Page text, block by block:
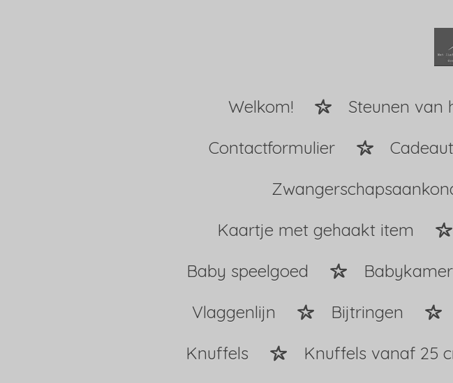
Welkom! Steunen van
Contactformulier
Kaartje met gehaakt item
Baby speelgoed
Vlaggenlijn
Bijtringen
Knuffels
Knuffels vanaf 25